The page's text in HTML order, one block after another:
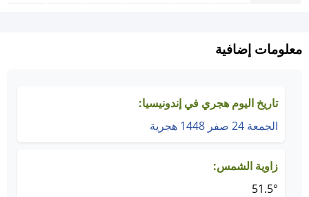
معلومات إضافية
تاريخ اليوم هجري في إندونيسيا:
الجمعة 24 صفر 1448 هجرية
زاوية الشمس:
51.5°